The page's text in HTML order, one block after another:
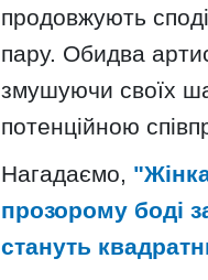
продовжують
пару. Обидва
змушуючи своїх
потенційною
Нагадаємо,
прозорому боді
стануть